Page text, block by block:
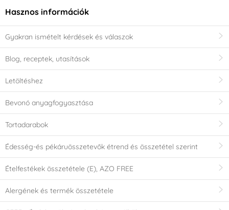
Hasznos információk
Gyakran ismételt kérdések és válaszok
Blog, receptek, utasítások
Letöltéshez
Bevonó anyagfogyasztása
Tortadarabok
Édesség-és pékáruösszetevők étrend és összetétel szerint
Ételfestékek összetétele (E), AZO FREE
Alergének és termék összetétele